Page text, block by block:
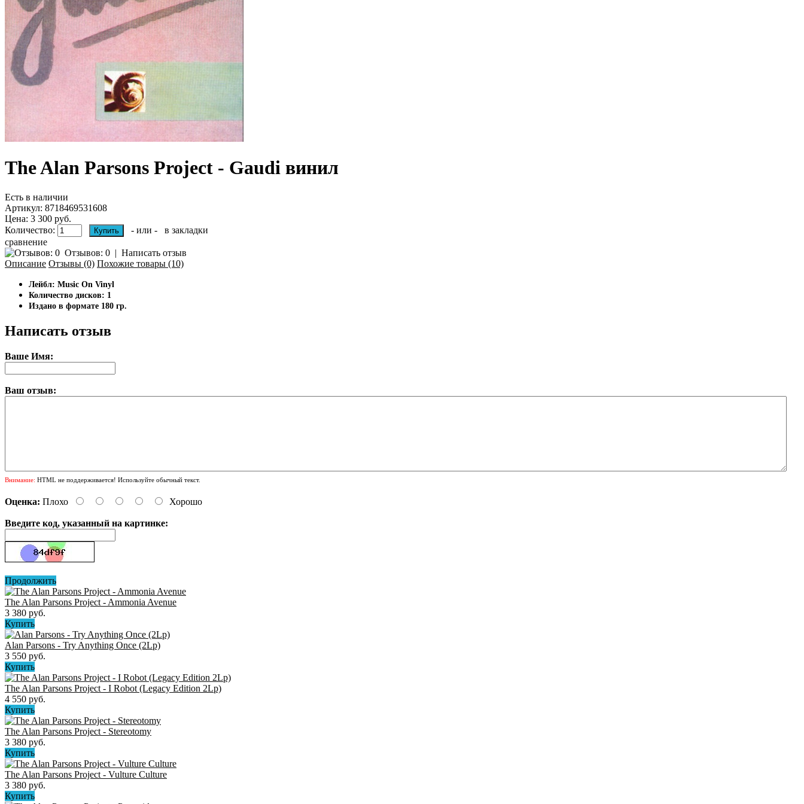
The Alan Parsons Project - Gaudi винил
Есть в наличии
Артикул: 8718469531608
Цена: 3 300 руб.
Количество:
- или -
в закладки
сравнение
Отзывов: 0 | Написать отзыв
Описание Отзывы (0) Похожие товары (10)
Лейбл: Music On Vinyl
Количество дисков: 1
Издано в формате 180 гр.
Написать отзыв
Ваше Имя:
Ваш отзыв:
Внимание: HTML не поддерживается! Используйте обычный текст.
Оценка: Плохо Хорошо
Введите код, указанный на картинке:
Продолжить
The Alan Parsons Project - Ammonia Avenue
3 380 руб.
Купить
Alan Parsons - Try Anything Once (2Lp)
3 550 руб.
Купить
The Alan Parsons Project - I Robot (Legacy Edition 2Lp)
4 550 руб.
Купить
The Alan Parsons Project - Stereotomy
3 380 руб.
Купить
The Alan Parsons Project - Vulture Culture
3 380 руб.
Купить